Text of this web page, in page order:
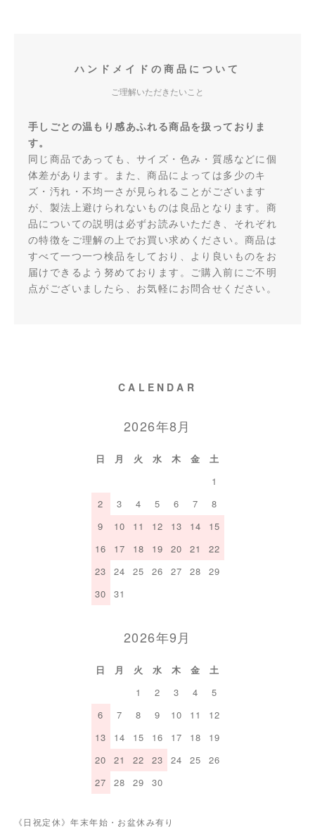
ハンドメイドの商品について
ご理解いただきたいこと
手しごとの温もり感あふれる商品を扱っておりま
す。
同じ商品であっても、サイズ・色み・質感などに個
体差があります。また、商品によっては多少のキ
ズ・汚れ・不均一さが見られることがございます
が、製法上避けられないものは良品となります。商
品についての説明は必ずお読みいただき、それぞれ
の特徴をご理解の上でお買い求めください。商品は
すべて一つ一つ検品をしており、より良いものをお
届けできるよう努めております。ご購入前にご不明
点がございましたら、お気軽にお問合せください。
CALENDAR
2026年8月
日 月 火 水 木 金
土
1
2
3 4 5 6 7
8
9
10 11 12 13 14
15
16
17 18 19 20 21
22
23
24 25 26 27 28
29
30
31
2026年9月
日 月 火 水 木 金
土
1
2 3 4
5
6
7 8 9 10 11
12
13
14 15 16 17 18
19
20
21 22 23 24 25
26
27
28 29 30
《日祝定休》年末年始・お盆休み有り